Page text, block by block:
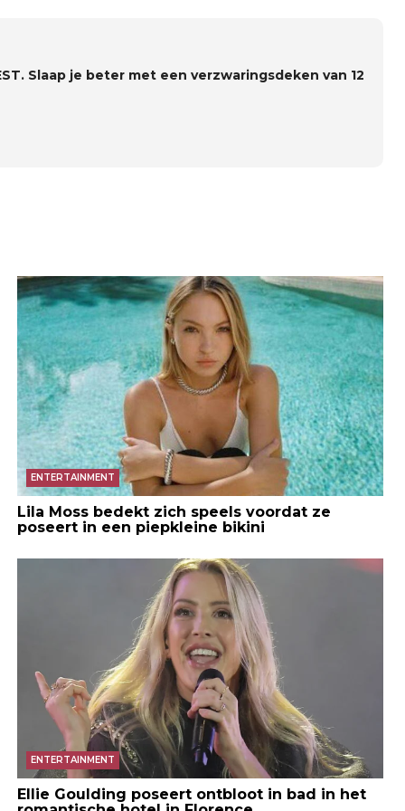
Slaap je beter met een verzwaringsdeken van 12
ENTERTAINMENT
Lila Moss bedekt zich speels voordat ze
poseert in een piepkleine bikini
ENTERTAINMENT
Ellie Goulding poseert ontbloot in bad in het